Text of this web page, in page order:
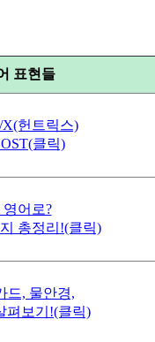
표현들
X(헌트릭스)
클릭)
어로?
총정리!(클릭)
드, 물안경,
펴보기!(클릭)